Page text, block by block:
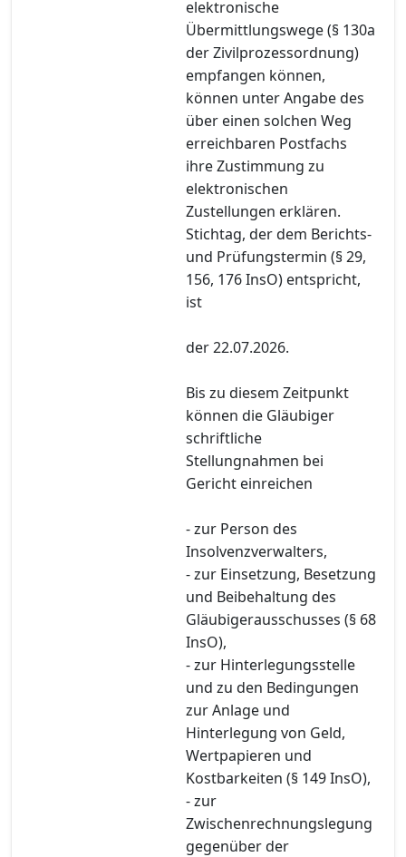
elektronische
Übermittlungswege (§ 130a
der Zivilprozessordnung)
empfangen können,
können unter Angabe des
über einen solchen Weg
erreichbaren Postfachs
ihre Zustimmung zu
elektronischen
Zustellungen erklären.
Stichtag, der dem Berichts-
und Prüfungstermin (§ 29,
156, 176 InsO) entspricht,
ist
der 22.07.2026.
Bis zu diesem Zeitpunkt
können die Gläubiger
schriftliche
Stellungnahmen bei
Gericht einreichen
- zur Person des
Insolvenzverwalters,
- zur Einsetzung, Besetzung
und Beibehaltung des
Gläubigerausschusses (§ 68
InsO),
- zur Hinterlegungsstelle
und zu den Bedingungen
zur Anlage und
Hinterlegung von Geld,
Wertpapieren und
Kostbarkeiten (§ 149 InsO),
- zur
Zwischenrechnungslegung
gegenüber der